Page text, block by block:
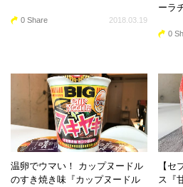
0 Share 2018.03.19
ーラ
0
温卵でウマい！ カップヌードル
のすき焼き味『カップヌードル
【
ス『